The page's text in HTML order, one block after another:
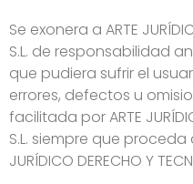
Se exonera a ARTE
S.L. de responsabilidad
que pudiera sufrir el
errores, defectos u
facilitada por ARTE
S.L. siempre que
JURÍDICO DERECHO Y